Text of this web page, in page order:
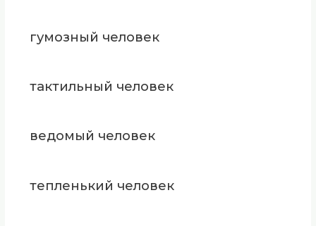
гумозный человек
тактильный человек
ведомый человек
тепленький человек